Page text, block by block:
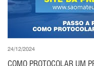
24/12/2024
COMO PROTOCOLAR UM